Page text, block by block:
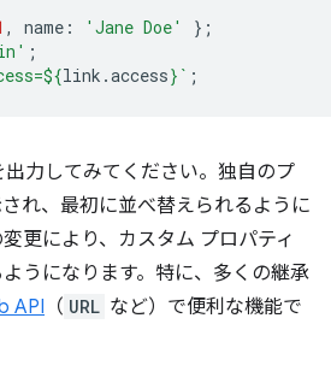
, name : 'Jane Doe'
};
;
${link .access} ` ;
出力してみてください。独自のプ
れ、最初に並べ替えられるように
更により、カスタム プロパティ
うになります。特に、多くの継承
API （ URL など）で便利な機能で